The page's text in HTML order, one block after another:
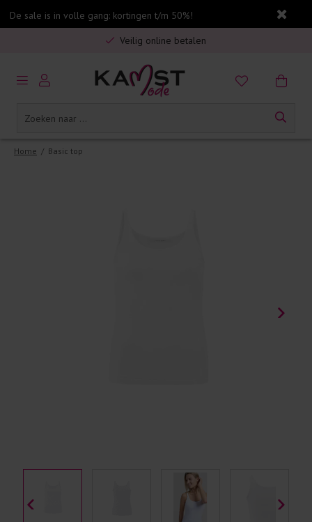
De sale is in volle gang: kortingen t/m 50%!
Gratis verzending in Nederland vanaf €75,-
Veilig online betalen
5% spaarbonus op jouw aankoop
Gratis verzending in Nederland vanaf €75,-
Home / Basic top